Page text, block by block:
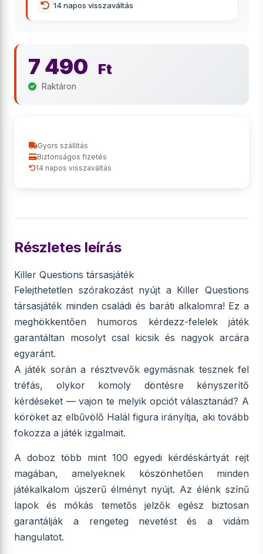
14 napos visszaváltás
7 490 Ft
Raktáron
Gyors szállítás
Biztonságos fizetés
14 napos visszaváltás
Részletes leírás
Killer Questions társasjáték
Felejthetetlen szórakozást nyújt a Killer Questions
társasjáték minden családi és baráti alkalomra! Ez a
meghökkentően humoros kérdezz-felelek játék
garantáltan mosolyt csal kicsik és nagyok arcára
egyaránt.
A játék során a résztvevők egymásnak tesznek fel
tréfás, olykor komoly döntésre kényszerítő
kérdéseket — vajon te melyik opciót választanád? A
köröket az elbűvölő Halál figura irányítja, aki tovább
fokozza a játék izgalmait.
A doboz több mint 100 egyedi kérdéskártyát rejt
magában, amelyeknek köszönhetően minden
játékalkalom újszerű élményt nyújt. Az élénk színű
lapok és mókás temetős jelzők egész biztosan
garantálják a rengeteg nevetést és a vidám
hangulatot.